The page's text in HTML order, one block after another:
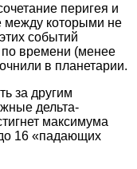
перигея и
между которыми не
событий
по времени (менее
в планетарии.
за другим
дельта-
максимума
16 «падающих